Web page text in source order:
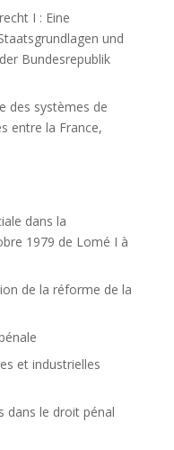
I : Eine
und
Bundesrepublik
des systèmes de
entre la France,
dans la
1979 de Lomé I à
de la réforme de la
et industrielles
dans le droit pénal